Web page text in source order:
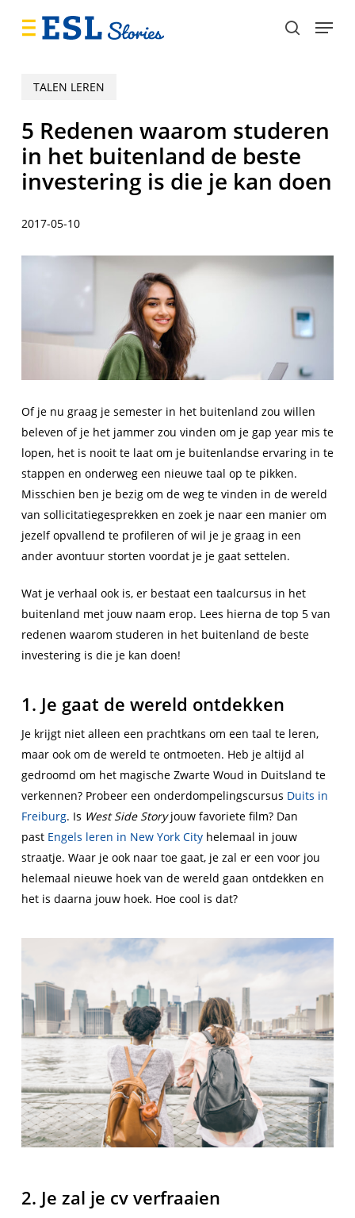
search
Menu
TALEN LEREN
5 Redenen waarom studeren
in het buitenland de beste
investering is die je kan doen
2017-05-10
Of je nu graag je semester in het buitenland zou willen
beleven of je het jammer zou vinden om je gap year mis te
lopen, het is nooit te laat om je buitenlandse ervaring in te
stappen en onderweg een nieuwe taal op te pikken.
Misschien ben je bezig om de weg te vinden in de wereld
van sollicitatiegesprekken en zoek je naar een manier om
jezelf opvallend te profileren of wil je je graag in een
ander avontuur storten voordat je je gaat settelen.
Wat je verhaal ook is, er bestaat een taalcursus in het
buitenland met jouw naam erop. Lees hierna de top 5 van
redenen waarom studeren in het buitenland de beste
investering is die je kan doen!
1. Je gaat de wereld ontdekken
Je krijgt niet alleen een prachtkans om een taal te leren,
maar ook om de wereld te ontmoeten. Heb je altijd al
gedroomd om het magische Zwarte Woud in Duitsland te
verkennen? Probeer een onderdompelingscursus Duits in
Freiburg. Is West Side Storyjouw favoriete film? Dan
past Engels leren in New York Cityhelemaal in jouw
straatje. Waar je ook naar toe gaat, je zal er een voor jou
helemaal nieuwe hoek van de wereld gaan ontdekken en
het is daarna jouw hoek. Hoe cool is dat?
2. Je zal je cv verfraaien